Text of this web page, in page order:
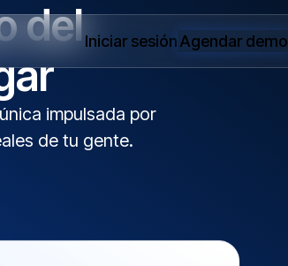
Iniciar sesiónAgendar demo
del
impulsada por
de tu gente.